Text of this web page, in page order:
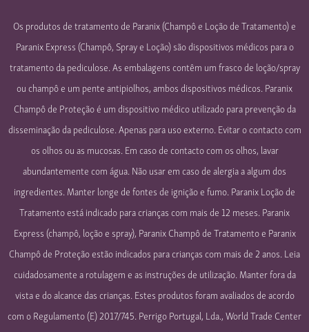
Os produtos de tratamento de Paranix (Champô e Loção de Tratamento) e
Paranix Express (Champô, Spray e Loção) são dispositivos médicos para o
tratamento da pediculose. As embalagens contêm um frasco de loção/spray
ou champô e um pente antipiolhos, ambos dispositivos médicos. Paranix
Champô de Proteção é um dispositivo médico utilizado para prevenção da
disseminação da pediculose. Apenas para uso externo. Evitar o contacto com
os olhos ou as mucosas. Em caso de contacto com os olhos, lavar
abundantemente com água. Não usar em caso de alergia a algum dos
ingredientes. Manter longe de fontes de ignição e fumo. Paranix Loção de
Tratamento está indicado para crianças com mais de 12 meses. Paranix
Express (champô, loção e spray), Paranix Champô de Tratamento e Paranix
Champô de Proteção estão indicados para crianças com mais de 2 anos. Leia
cuidadosamente a rotulagem e as instruções de utilização. Manter fora da
vista e do alcance das crianças. Estes produtos foram avaliados de acordo
com o Regulamento (E) 2017/745. Perrigo Portugal, Lda., World Trade Center